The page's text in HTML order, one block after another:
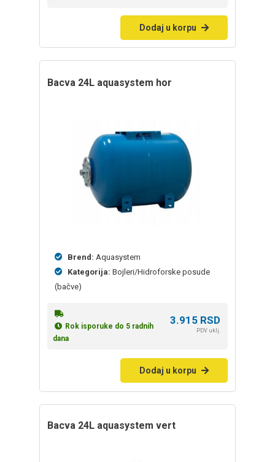
Dodaj u korpu
bacva 24L aquasystem hor
Brend: Aquasystem
Kategorija: Bojleri/Hidroforske posude
(bačve)
Rok isporuke do 5 radnih
dana
3.915 RSD
PDV uklj.
Dodaj u korpu
bacva 24L aquasystem vert